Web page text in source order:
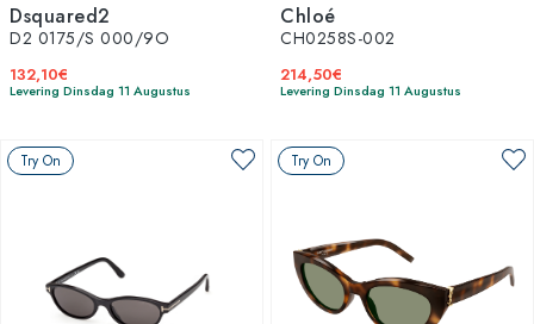
Dsquared2
D2 0175/S 000/9O
132,10€
Levering Dinsdag 11 Augustus
Chloé
CH0258S-002
214,50€
Levering Dinsdag 11 Augustus
Try On Try On